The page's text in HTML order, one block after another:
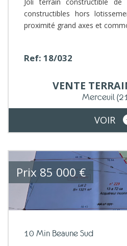
constructibles hors
proximité grand axes et
Ref: 18/032
VENTE
Merceuil
VOIR
Prix 85 000 €
10 Min Beaune Sud